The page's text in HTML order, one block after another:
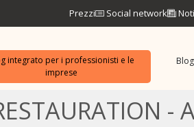
Prezzi Social network
integrato per i professionisti e le
imprese
-